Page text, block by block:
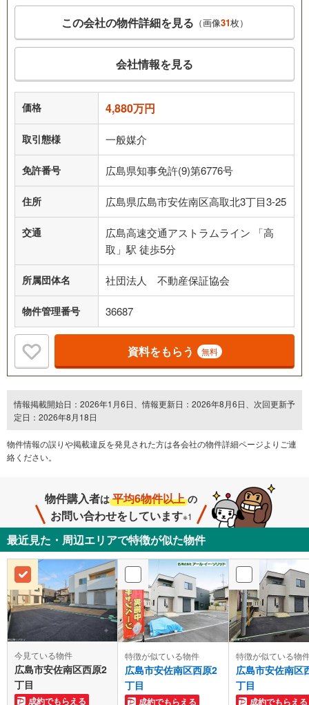
この会社の物件詳細を見る （画像31枚）
会社情報を見る
価格 4,880万円
取引態様 一般媒介
免許番号 広島県知事免許(9)第6776号
住所 広島県広島市安佐南区高取北3丁目3-25
交通
広島高速交通アストラムライン 「高
取」駅 徒歩5分
所属団体名 社団法人 不動産保証協会
物件管理番号 36687
資料をもらう 無料
情報掲載開始日：2026年1月6日、情報更新日：2026年8月6日、次回更新予
定日：2026年8月18日
物件情報の誤りや掲載違反を発⾒された方は各会社の物件詳細ページよりご連
絡ください。
物件購入者は 平均6物件以上 の
お問い合わせをしています※1
最近見た・周辺エリアで特徴が似た物件
今見ている物件
広島市安佐南区西原2
丁目
成約でもらえる
特徴が似ている物件
広島市安佐南区西原2
丁目
成約でもらえる
特徴が似ている物
広島市安佐南区
丁目
成約でもらえる